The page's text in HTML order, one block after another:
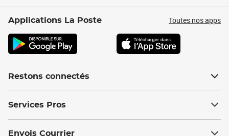
Applications La Poste Toutes nos apps
Restons connectés
Services Pros
Envois Courrier